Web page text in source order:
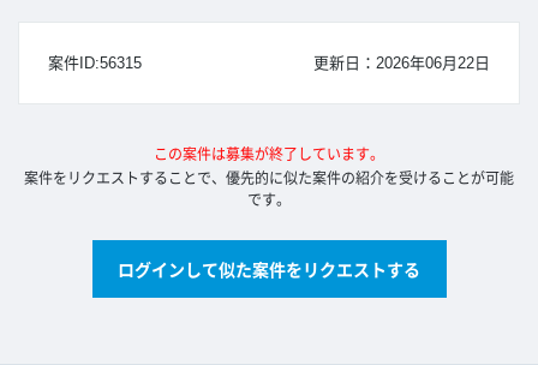
更新日：2026年06月22日
案件ID:56315
この案件は募集が終了しています。
案件をリクエストすることで、優先的に似た案件の紹介を受けることが可能
です。
ログインして似た案件をリクエストする